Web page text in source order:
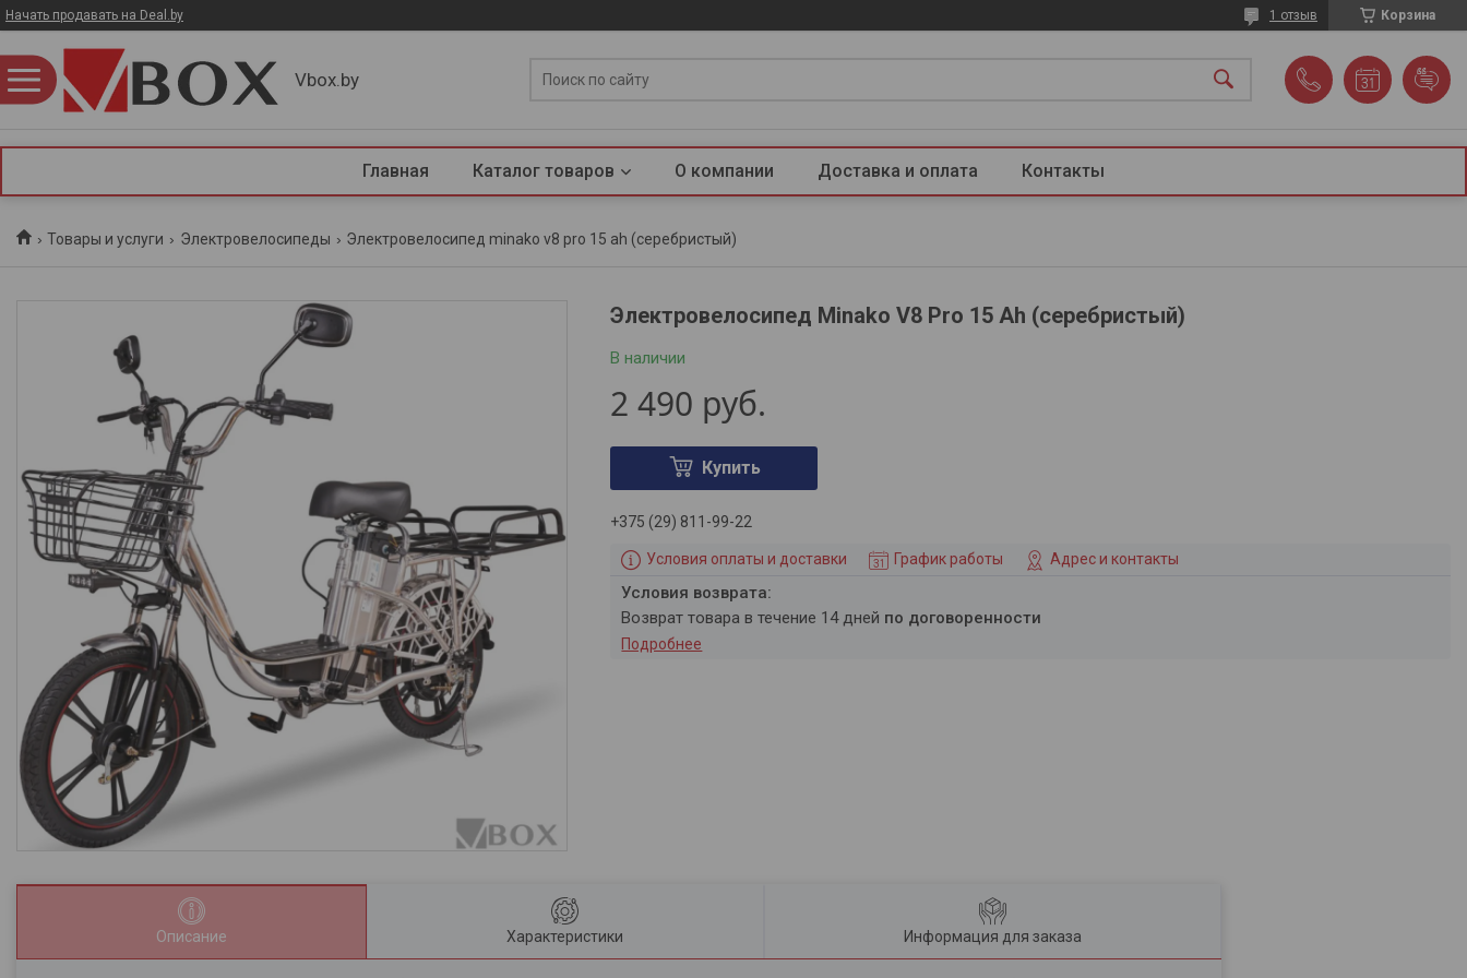
Начать продавать на Deal.by Корзина
1 отзыв
Vbox.by
Главная Каталог товаров О компании Доставка и оплата Контакты
Товары и услуги Электровелосипеды Электровелосипед minako v8 pro 15 ah (серебристый)
Электровелосипед Minako V8 Pro 15 Ah (серебристый)
В наличии
2 490 руб.
Купить
+375 (29) 811-99-22
Условия оплаты и доставки График работы Адрес и контакты
возврат товара в течение 14 дней по договоренности
Подробнее
Описание Характеристики Информация для заказа